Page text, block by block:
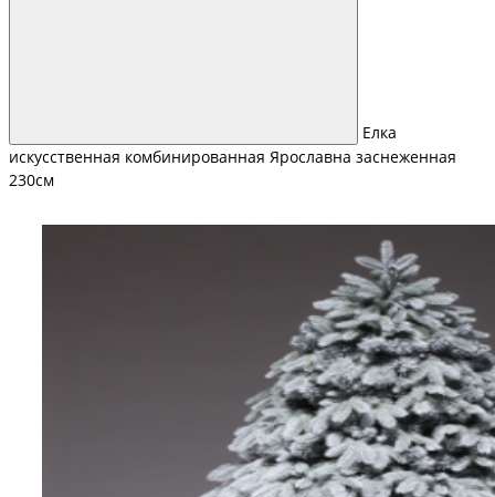
Елка
искусственная комбинированная Ярославна заснеженная
230см